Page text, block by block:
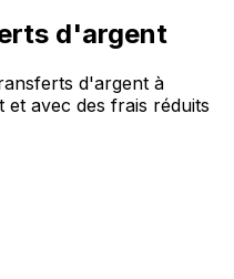
d'argent
d'argent à
avec des frais réduits